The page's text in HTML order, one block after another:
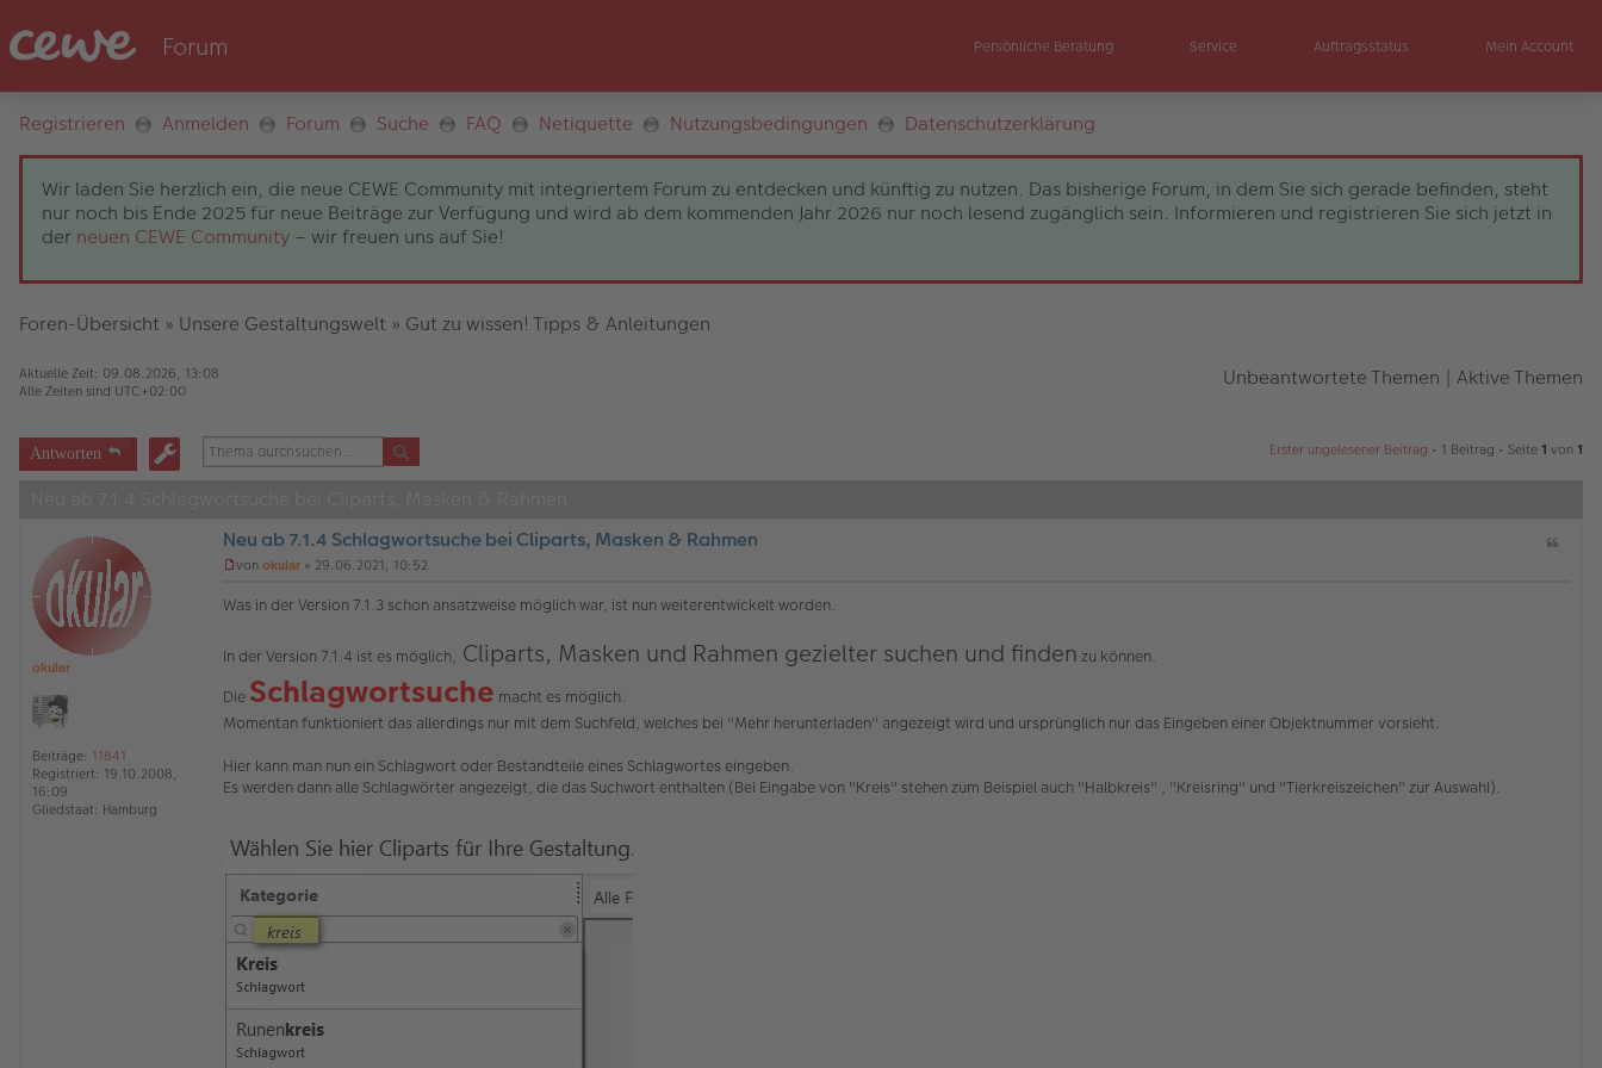
Persönliche Beratung Service Auftragsstatus Mein Account
Registrieren Anmelden Forum Suche FAQ Netiquette Nutzungsbedingungen Datenschutzerklärung
Wir laden Sie herzlich ein, die neue CEWE Community mit integriertem Forum zu entdecken und künftig zu nutzen. Das bisherige Forum, in dem Sie sich gerade befinden, steht
nur noch bis Ende 2025 für neue Beiträge zur Verfügung und wird ab dem kommenden Jahr 2026 nur noch lesend zugänglich sein. Informieren und registrieren Sie sich jetzt in
der neuen CEWE Community – wir freuen uns auf Sie!
Foren-Übersicht » Unsere Gestaltungswelt » Gut zu wissen! Tipps & Anleitungen
Aktuelle Zeit: 09.08.2026, 13:08
Alle Zeiten sind UTC+02:00 Unbeantwortete Themen | Aktive Themen
Antworten Erster ungelesener Beitrag • 1 Beitrag • Seite 1 von 1
okular
Beiträge: 11841
Registriert: 19.10.2008,
16:09
Gliedstaat: Hamburg
Neu ab 7.1.4 Schlagwortsuche bei Cliparts, Masken & Rahmen
g
e
n
B
e
r
von okular » 29.06.2021, 10:52
Was in der Version 7.1.3 schon ansatzweise möglich war, ist nun weiterentwickelt worden.
In der Version 7.1.4 ist es möglich, Cliparts, Masken und Rahmen gezielter suchen und finden zu können.
Die Schlagwortsuche macht es möglich.
Momentan funktioniert das allerdings nur mit dem Suchfeld, welches bei "Mehr herunterladen" angezeigt wird und ursprünglich nur das Eingeben einer Objektnummer vorsieht.
Hier kann man nun ein Schlagwort oder Bestandteile eines Schlagwortes eingeben.
Es werden dann alle Schlagwörter angezeigt, die das Suchwort enthalten (Bei Eingabe von "Kreis" stehen zum Beispiel auch "Halbkreis" , "Kreisring" und "Tierkreiszeichen" zur Auswahl).